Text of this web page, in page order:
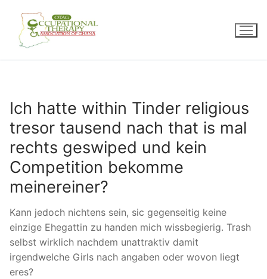
content
Ich hatte within Tinder religious
tresor tausend nach that is mal
rechts geswiped und kein
Competition bekomme
meinereiner?
Kann jedoch nichtens sein, sic gegenseitig keine
einzige Ehegattin zu handen mich wissbegierig. Trash
selbst wirklich nachdem unattraktiv damit
irgendwelche Girls nach angaben oder wovon liegt
eres?